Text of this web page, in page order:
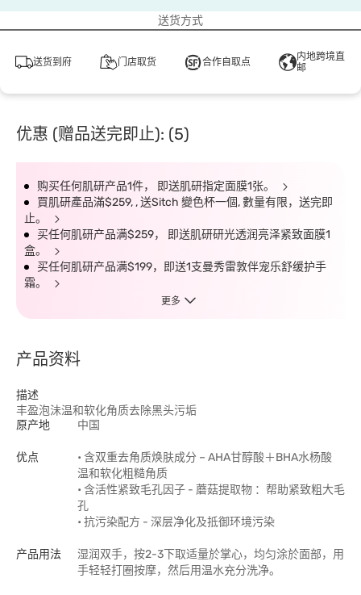
送货方式
送货到府 门店取货 合作自取点
内地跨境直
邮
优惠 (赠品送完即止): (5)
购买任何肌研产品1件， 即送肌研指定面膜1张。
買肌研產品滿$259, , 送Sitch 變色杯一個, 數量有限，送完即
止。
买任何肌研产品满$259， 即送肌研研光透润亮泽紧致面膜1
盒。
买任何肌研产品满$199，即送1支曼秀雷敦伴宠乐舒缓护手
霜。
更多
产品资料
描述
丰盈泡沬温和软化角质去除黑头污垢
原产地
中国
优点
• 含双重去角质焕肤成分 – AHA甘醇酸＋BHA水杨酸
温和软化粗糙角质
• 含活性紧致毛孔因子 - 蘑菇提取物 ：帮助紧致粗大毛
孔
• 抗污染配方 - 深层净化及抵御环境污染
产品用法
湿润双手，按2-3下取适量於掌心，均匀涂於面部，用
手轻轻打圈按摩，然后用温水充分洗净。